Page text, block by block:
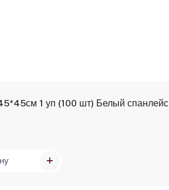
1 уп (100 шт) Белый спанлейс